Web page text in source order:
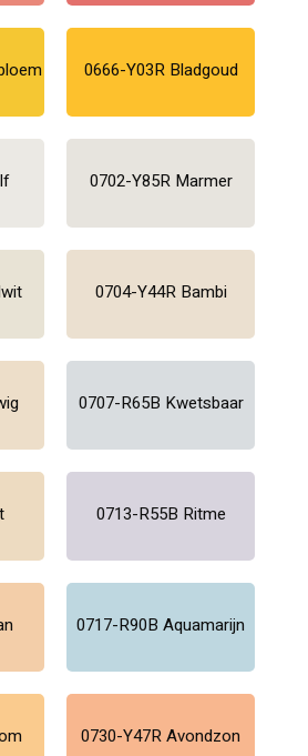
0666-Y03R Bladgoud
0702-Y85R Marmer
0704-Y44R Bambi
0707-R65B Kwetsbaar
0713-R55B Ritme
0717-R90B Aquamarijn
0730-Y47R Avondzon